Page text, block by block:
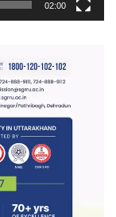
02:00